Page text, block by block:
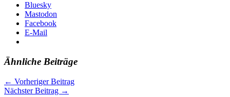
Bluesky
Mastodon
Facebook
E-Mail
Ähnliche Beiträge
← Vorheriger Beitrag
Nächster Beitrag →